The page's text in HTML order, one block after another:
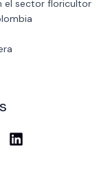
el sector floricultor